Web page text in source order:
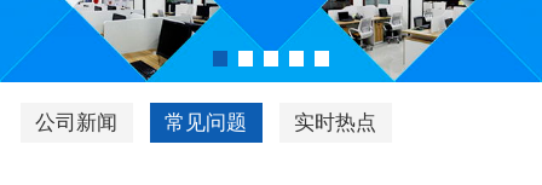
深一风采
联系我们
深优通系统V3.0
公司新闻 常见问题 实时热点